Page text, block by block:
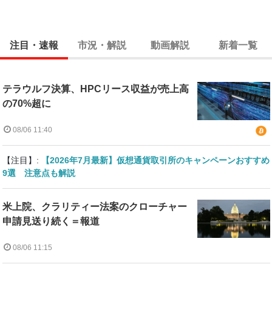
注目・速報 市況・解説 動画解説 新着一覧
テラウルフ決算、HPCリース収益が売上高
の70%超に
08/06 11:40
【注目】:
【2026年7月最新】仮想通貨取引所のキャンペーンおすすめ
9選 注意点も解説
米上院、クラリティー法案のクローチャー
申請見送り続く＝報道
08/06 11:15